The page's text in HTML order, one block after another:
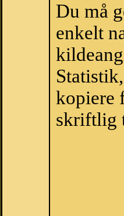
Du må
enkelt
kopiere
skriftlig